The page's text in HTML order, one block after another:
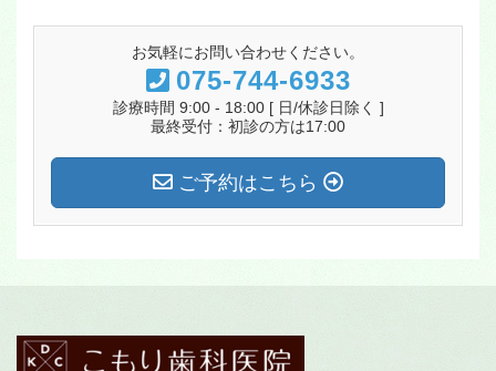
お気軽にお問い合わせください。
075-744-6933
診療時間 9:00 - 18:00 [ 日/休診日除く ]
最終受付：初診の方は17:00
ご予約はこちら